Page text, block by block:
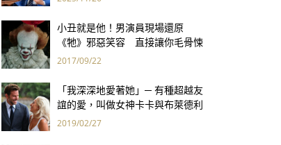
小丑就是他！男演員現場還原
《牠》邪惡笑容 直接讓你毛骨悚
然！
2017/09/22
「我深深地愛著她」─ 有種超越友
誼的愛，叫做女神卡卡與布萊德利
庫柏
2019/02/27